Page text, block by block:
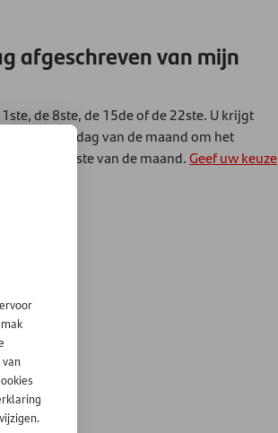
afgeschreven van mijn
de 8ste, de 15de of de 22ste. U krijgt
andere dag van de maand om het
15de of 22ste van de maand.Geef uw keuze